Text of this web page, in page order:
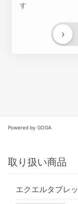
す
›
Powered by GOGA
取り扱い商品
エクエルタブレ